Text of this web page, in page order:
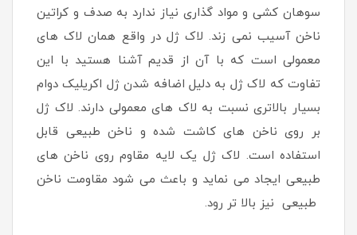
سوهان کشی و مواد گذاری نیاز ندارد به صدف و کراتین
ناخن آسیب نمی زند. لاک ژل در واقع همان لاک های
معمولی است که با آن از قدیم آشنا هستید با این
تفاوت که لاک ژل به دلیل اضافه شدن ژل اکریلیک دوام
بسیار بالاتری نسبت به لاک های معمولی دارند. لاک ژل
بر روی ناخن های کاشت شده و ناخن طبیعی قابل
استفاده است. لاک ژل یک لایه مقاوم روی ناخن های
طبیعی ایجاد می نماید و باعث می شود مقاومت ناخن
طبیعی نیز بالا تر رود.